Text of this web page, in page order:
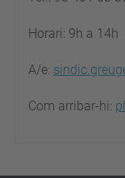
Horari: 9h a 14h
A/e:
Com arribar-hi: